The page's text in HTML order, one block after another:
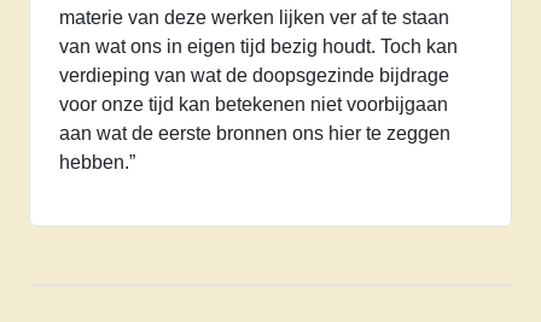
materie van deze werken lijken ver af te staan
van wat ons in eigen tijd bezig houdt. Toch kan
verdieping van wat de doopsgezinde bijdrage
voor onze tijd kan betekenen niet voorbijgaan
aan wat de eerste bronnen ons hier te zeggen
hebben.”